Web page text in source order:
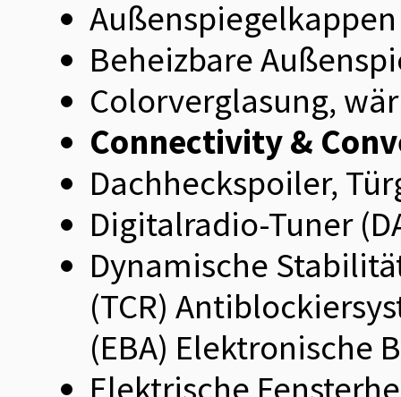
Beheizbare
Colorverglasung,
Connectivity &
Dachheckspoiler,
Digitalradio-Tuner
Dynamische
(TCR)
(EBA) Elektronische
Elektrische